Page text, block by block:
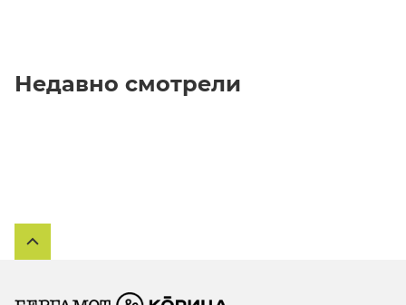
Недавно смотрели